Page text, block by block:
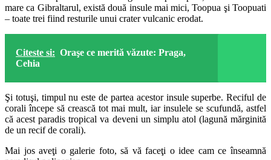
mare ca Gibraltarul, există două insule mai mici, Toopua şi Toopuati
– toate trei fiind resturile unui crater vulcanic erodat.
Citeste si: Oraşe ce merită văzute: Praga,
Cehia
Şi totuşi, timpul nu este de partea acestor insule superbe. Reciful de
corali începe să crească tot mai mult, iar insulele se scufundă, astfel
că acest paradis tropical va deveni un simplu atol (lagună mărginită
de un recif de corali).
Mai jos aveţi o galerie foto, să vă faceţi o idee cam ce înseamnă